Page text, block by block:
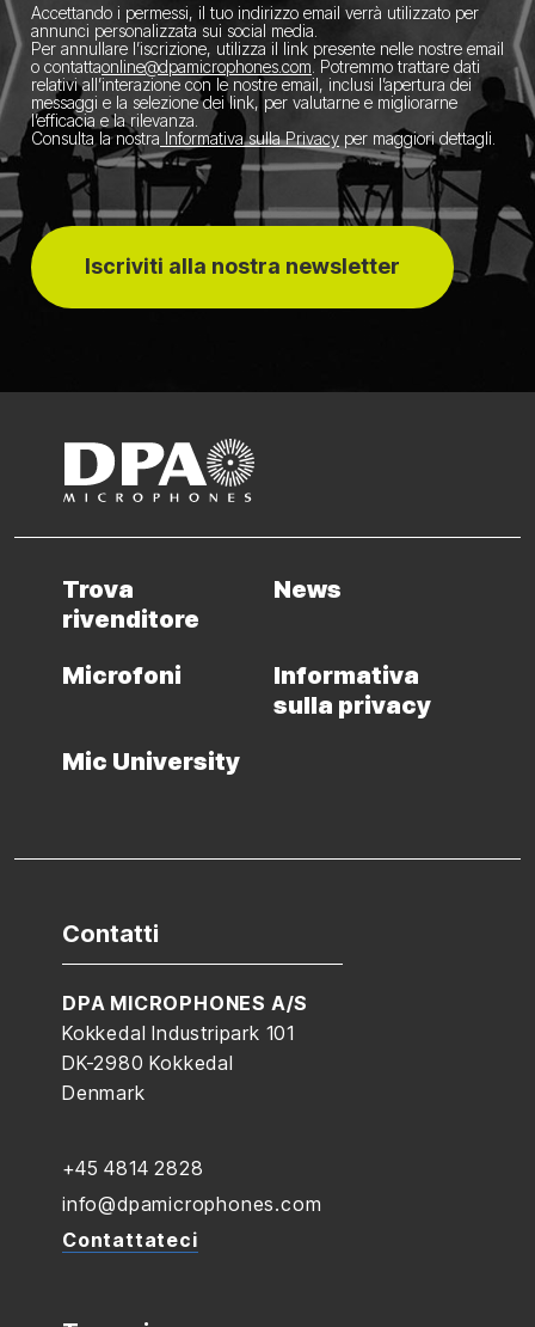
Accettando i permessi, il tuo indirizzo email verrà utilizzato per
annunci personalizzata sui social media.
Per annullare l’iscrizione, utilizza il link presente nelle nostre email
o contatta​online@dpamicrophones.com . Potremmo trattare dati
relativi all’interazione con le nostre email, inclusi l’apertura dei
messaggi e la selezione dei link, per valutarne e migliorarne
l’efficacia e la rilevanza.
Consulta la nostra Informativa sulla Privacy per maggiori dettagli.
Iscriviti alla nostra newsletter
Trova
rivenditore
News
Microfoni
Informativa
sulla privacy
Mic University
Contatti
DPA MICROPHONES A/S
Kokkedal Industripark 101
DK-2980 Kokkedal
Denmark
+45 4814 2828
info@dpamicrophones.com
Contattateci